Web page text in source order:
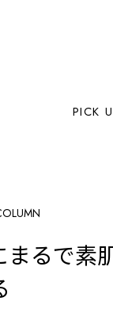
PICK
まるで素